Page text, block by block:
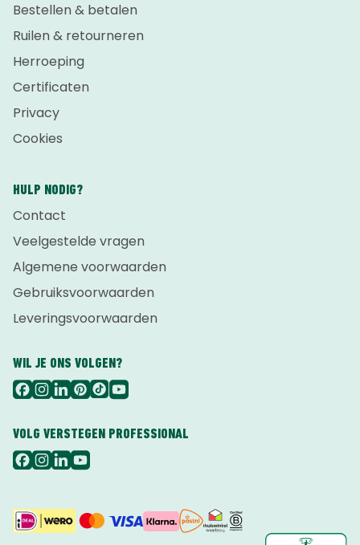
Bestellen & betalen
Ruilen & retourneren
Herroeping
Certificaten
Privacy
Cookies
HULP NODIG?
Contact
Veelgestelde vragen
Algemene voorwaarden
Gebruiksvoorwaarden
Leveringsvoorwaarden
WIL JE ONS VOLGEN?
VOLG VERSTEGEN PROFESSIONAL